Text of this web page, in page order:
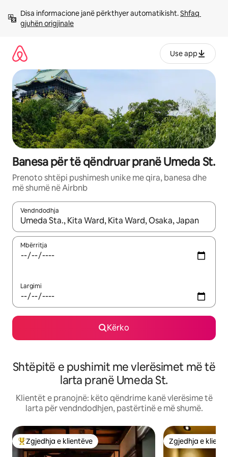
përmbajtja
Disa informacione janë përkthyer automatikisht. Shfaq
gjuhën origjinale
Use app
Banesa për të qëndruar pranë Umeda St.
Prenoto shtëpi pushimesh unike me qira, banesa dhe
më shumë në Airbnb
Vendndodhja
Kur rezultatet të jenë të disponueshme, lëviz me butonat e
Mbërritja
Largimi
Kërko
Shtëpitë e pushimit me vlerësimet më të
larta pranë Umeda St.
Klientët e pranojnë: këto qëndrime kanë vlerësime të
larta për vendndodhjen, pastërtinë e më shumë.
Më të mirat e zgjedhjeve të klientëve
Zgjedhja e klientëve Zgjedhja e
Zgjedhja e